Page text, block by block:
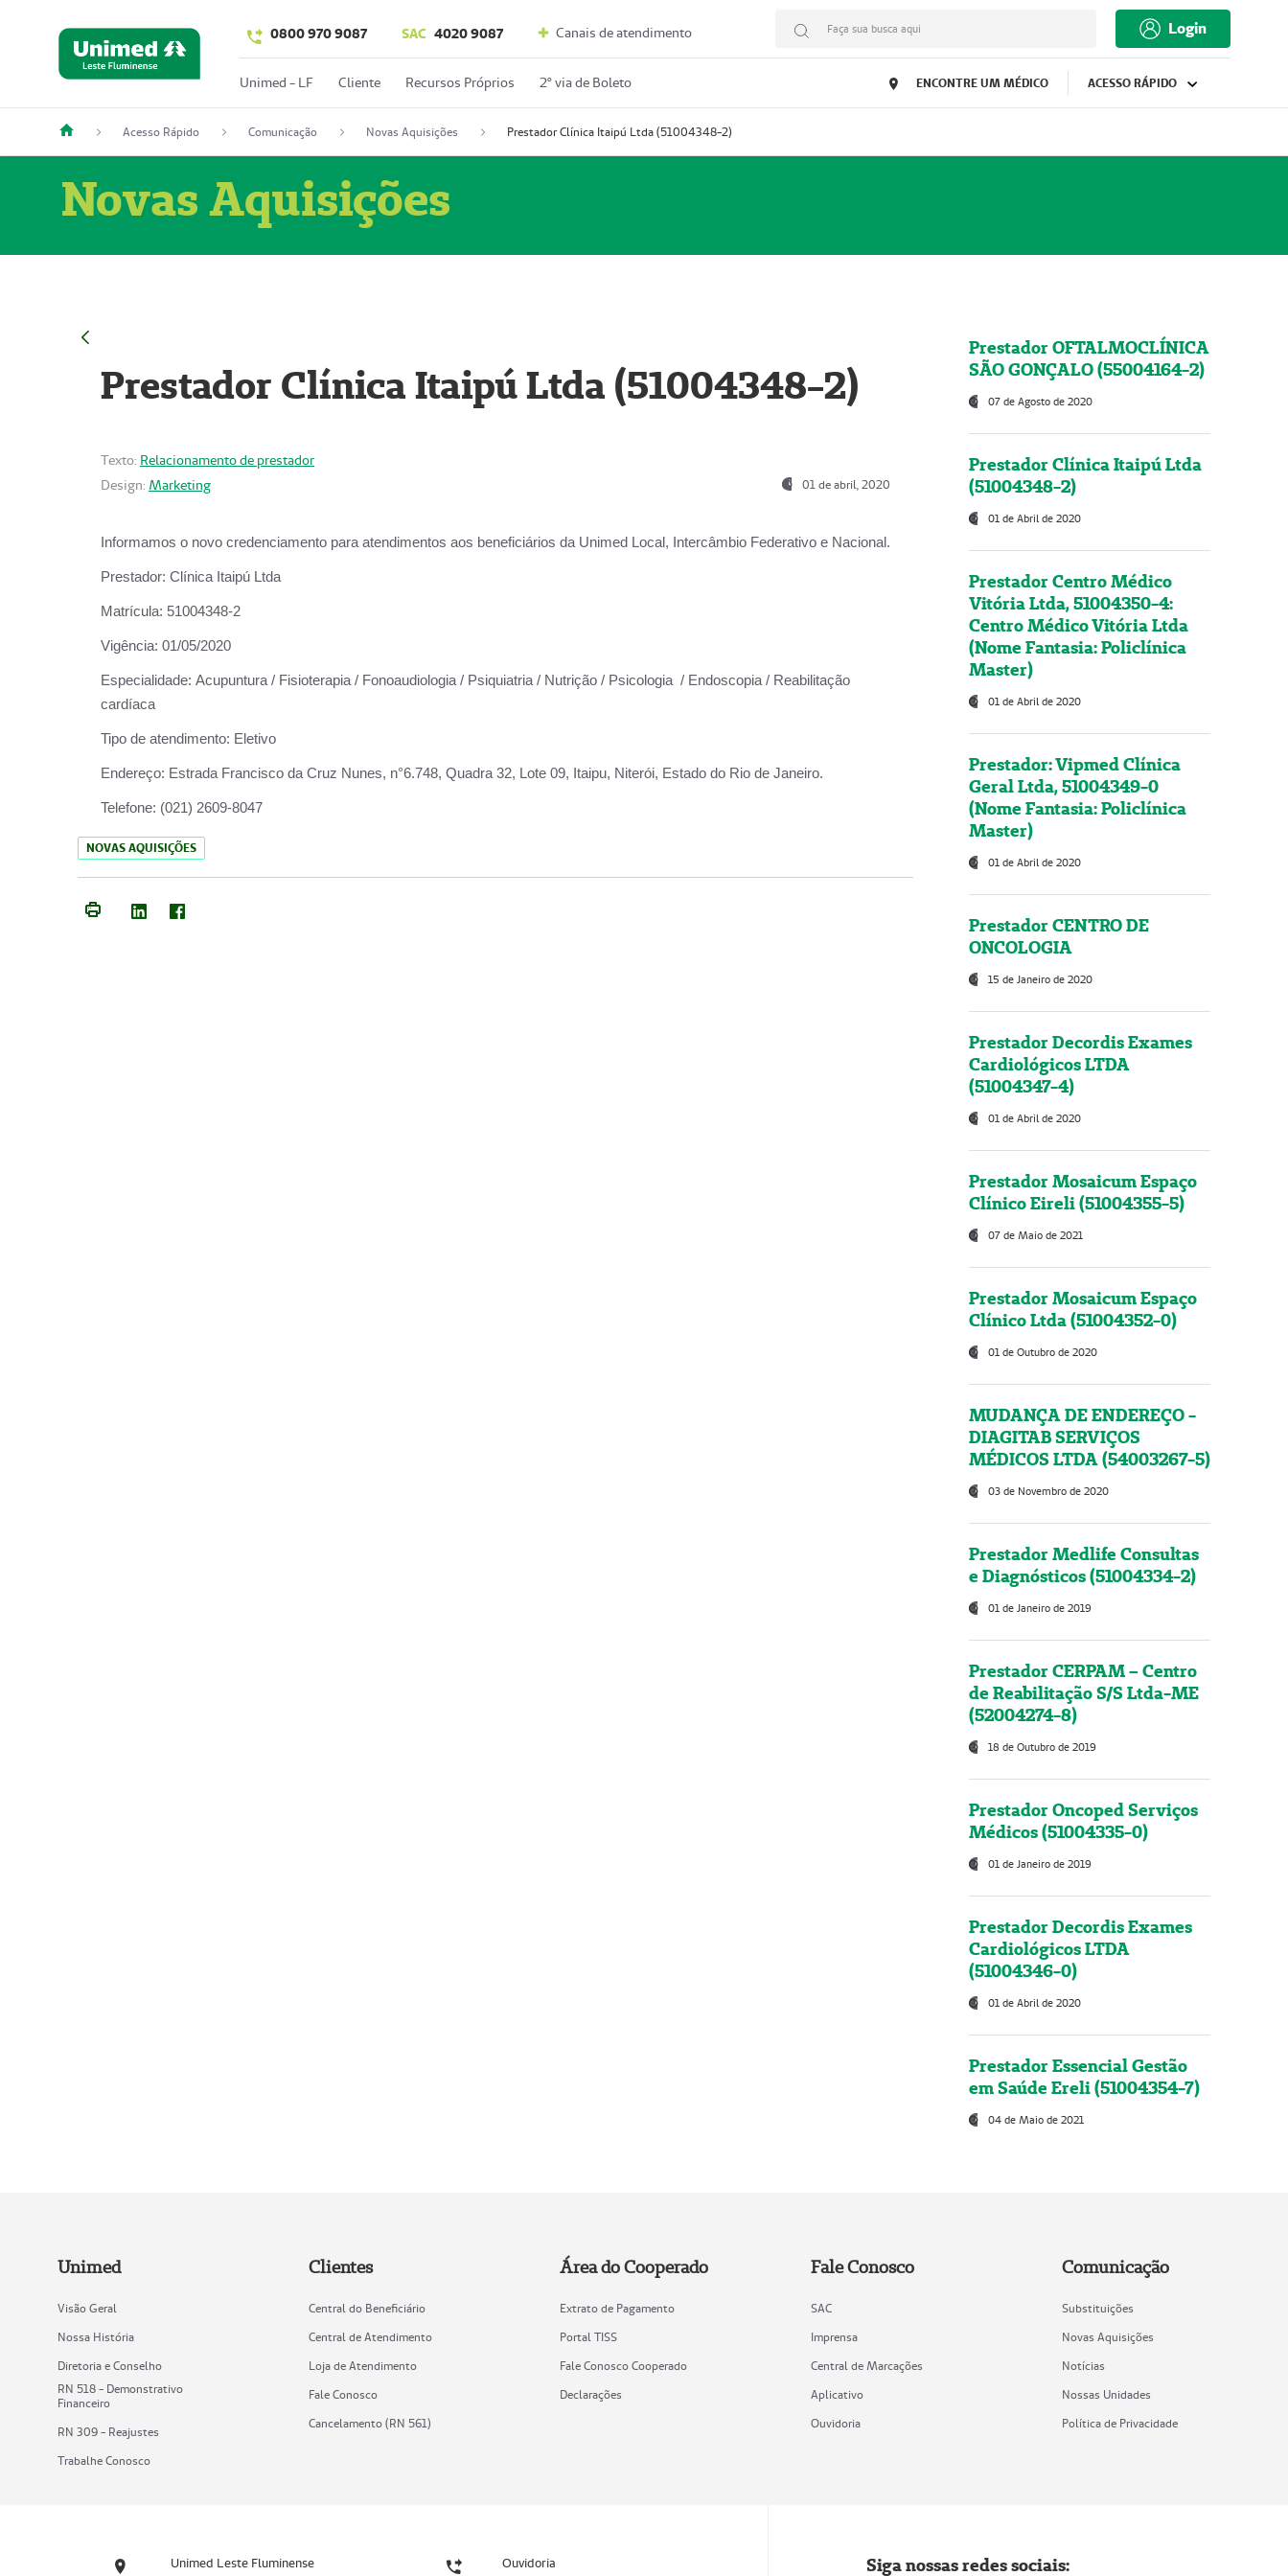
0800 970 9087 SAC 4020 9087 Canais de atendimento Faça sua busca aqui Login
Unimed - LF Cliente Recursos Próprios 2º via de Boleto ENCONTRE UM MÉDICO ACESSO RÁPIDO
Acesso Rápido Comunicação Novas Aquisições Prestador Clínica Itaipú Ltda (51004348-2)
Novas Aquisições
Prestador Clínica Itaipú Ltda (51004348-2)
Texto: Relacionamento de prestador
Design: Marketing 01 de abril, 2020
Informamos o novo credenciamento para atendimentos aos beneficiários da Unimed Local, Intercâmbio Federativo e Nacional.
Prestador: Clínica Itaipú Ltda
Matrícula: 51004348-2
Vigência: 01/05/2020
Especialidade: Acupuntura / Fisioterapia / Fonoaudiologia / Psiquiatria / Nutrição / Psicologia / Endoscopia / Reabilitação
cardíaca
Tipo de atendimento: Eletivo
Endereço: Estrada Francisco da Cruz Nunes, n°6.748, Quadra 32, Lote 09, Itaipu, Niterói, Estado do Rio de Janeiro.
Telefone: (021) 2609-8047
NOVAS AQUISIÇÕES
Prestador OFTALMOCLÍNICA
SÃO GONÇALO (55004164-2)
07 de Agosto de 2020
Prestador Clínica Itaipú Ltda
(51004348-2)
01 de Abril de 2020
Prestador Centro Médico
Vitória Ltda, 51004350-4:
Centro Médico Vitória Ltda
(Nome Fantasia: Policlínica
Master)
01 de Abril de 2020
Prestador: Vipmed Clínica
Geral Ltda, 51004349-0
(Nome Fantasia: Policlínica
Master)
01 de Abril de 2020
Prestador CENTRO DE
ONCOLOGIA
15 de Janeiro de 2020
Prestador Decordis Exames
Cardiológicos LTDA
(51004347-4)
01 de Abril de 2020
Prestador Mosaicum Espaço
Clínico Eireli (51004355-5)
07 de Maio de 2021
Prestador Mosaicum Espaço
Clínico Ltda (51004352-0)
01 de Outubro de 2020
MUDANÇA DE ENDEREÇO -
DIAGITAB SERVIÇOS
MÉDICOS LTDA (54003267-5)
03 de Novembro de 2020
Prestador Medlife Consultas
e Diagnósticos (51004334-2)
01 de Janeiro de 2019
Prestador CERPAM – Centro
de Reabilitação S/S Ltda-ME
(52004274-8)
18 de Outubro de 2019
Prestador Oncoped Serviços
Médicos (51004335-0)
01 de Janeiro de 2019
Prestador Decordis Exames
Cardiológicos LTDA
(51004346-0)
01 de Abril de 2020
Prestador Essencial Gestão
em Saúde Ereli (51004354-7)
04 de Maio de 2021
Unimed
Visão Geral
Nossa História
Diretoria e Conselho
RN 518 - Demonstrativo
Financeiro
RN 309 - Reajustes
Trabalhe Conosco
Clientes
Central do Beneficiário
Central de Atendimento
Loja de Atendimento
Fale Conosco
Cancelamento (RN 561)
Área do Cooperado
Extrato de Pagamento
Portal TISS
Fale Conosco Cooperado
Declarações
Fale Conosco
SAC
Imprensa
Central de Marcações
Aplicativo
Ouvidoria
Comunicação
Substituições
Novas Aquisições
Notícias
Nossas Unidades
Política de Privacidade
Unimed Leste Fluminense Ouvidoria Siga nossas redes sociais: